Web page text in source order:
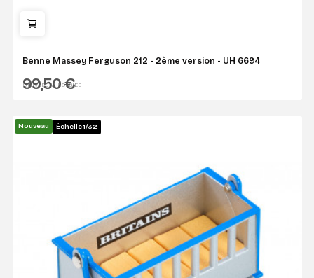
Benne Massey Ferguson 212 - 2ème version - UH 6694
UNIVERSAL HOBBIES
99,50 €
Nouveau Échelle 1/32